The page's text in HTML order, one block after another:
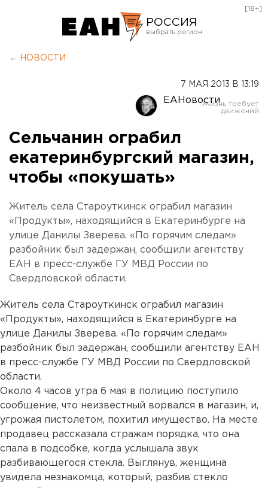
РОССИЯ
Оренбург
[18+]
← НОВОСТИ
7 МАЯ 2013 В 13:19
ЕАНовости
Сельчанин ограбил
екатеринбургский магазин,
чтобы «покушать»
Житель села Староуткинск ограбил магазин
«Продукты», находящийся в Екатеринбурге на
улице Данилы Зверева. «По горячим следам»
разбойник был задержан, сообщили агентству
ЕАН в пресс-службе ГУ МВД России по
Свердловской области.
Житель села Староуткинск ограбил магазин
«Продукты», находящийся в Екатеринбурге на
улице Данилы Зверева. «По горячим следам»
разбойник был задержан, сообщили агентству ЕАН
в пресс-службе ГУ МВД России по Свердловской
области.
Около 4 часов утра 6 мая в полицию поступило
сообщение, что неизвестный ворвался в магазин, и,
угрожая пистолетом, похитил имущество. На месте
продавец рассказала стражам порядка, что она
спала в подсобке, когда услышала звук
разбивающегося стекла. Выглянув, женщина
увидела незнакомца, который, разбив стекло